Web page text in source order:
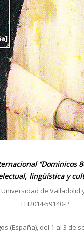
“Dominicos
lingüística y
de Valladolid
FFI2014-59140-P.
(España), del 1 al 3 de